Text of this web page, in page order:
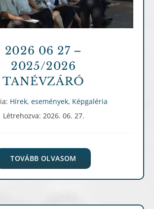
2026 06 27 –
2025/2026
TANÉVZÁRÓ
Hírek, események, Képgaléria
Létrehozva: 2026. 06. 27.
TOVÁBB OLVASOM